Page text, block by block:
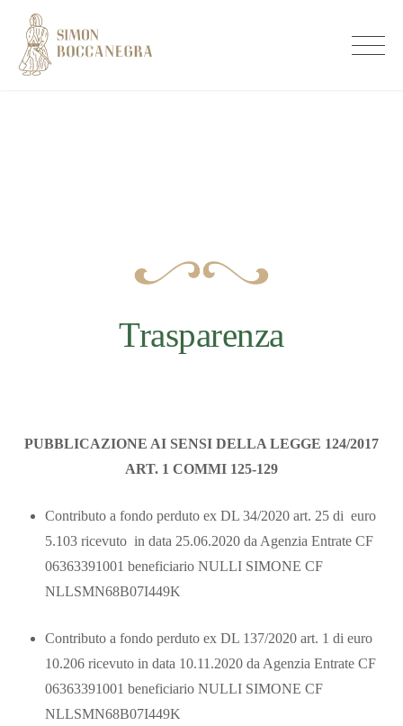
content
Trasparenza
PUBBLICAZIONE AI SENSI DELLA LEGGE 124/2017
ART. 1 COMMI 125-129
Contributo a fondo perduto ex DL 34/2020 art. 25 di euro
5.103 ricevuto in data 25.06.2020 da Agenzia Entrate CF
06363391001 beneficiario NULLI SIMONE CF
NLLSMN68B07I449K
Contributo a fondo perduto ex DL 137/2020 art. 1 di euro
10.206 ricevuto in data 10.11.2020 da Agenzia Entrate CF
06363391001 beneficiario NULLI SIMONE CF
NLLSMN68B07I449K